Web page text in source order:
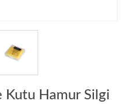
Kutu Hamur Silgi